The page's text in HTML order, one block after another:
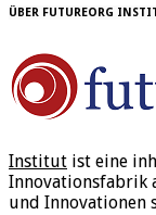
ÜBER FUTUREORG
Institut ist eine
Innovationsfabrik
und Innovationen